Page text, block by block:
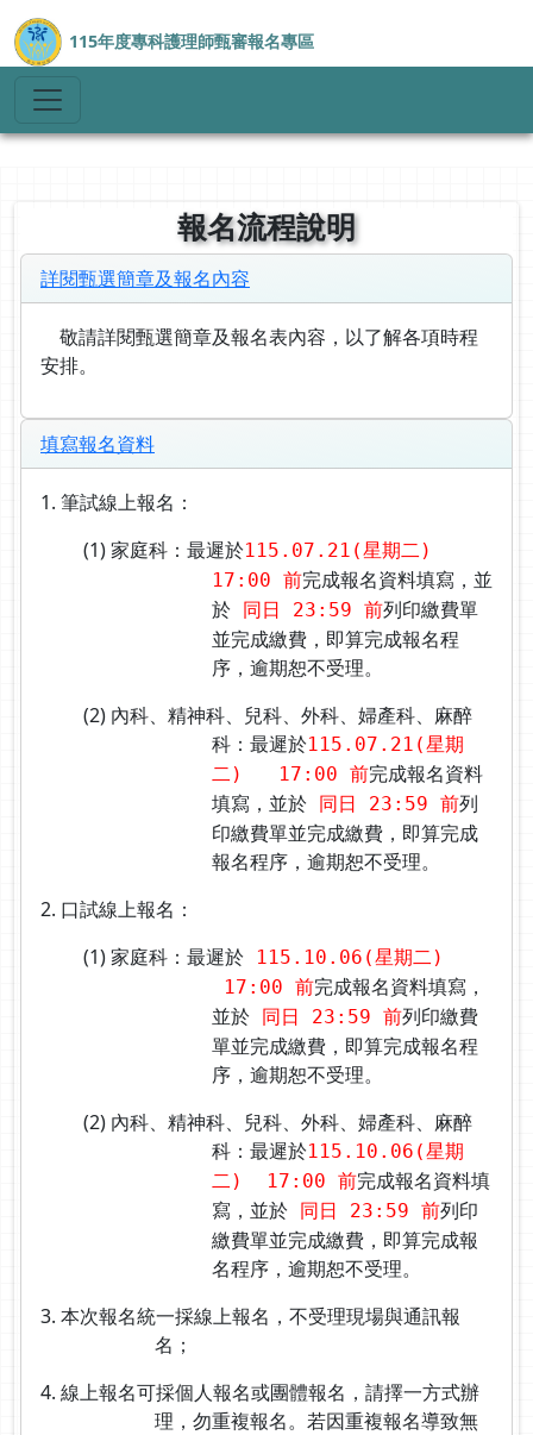
115年度專科護理師甄審報名專區
報名流程說明
詳閱甄選簡章及報名內容
敬請詳閱甄選簡章及報名表內容，以了解各項時程
安排。
填寫報名資料
1. 筆試線上報名：
(1) 家庭科：最遲於115.07.21(星期二)
17:00 前完成報名資料填寫，並
於 同日 23:59 前列印繳費單
並完成繳費，即算完成報名程
序，逾期恕不受理。
(2) 內科、精神科、兒科、外科、婦產科、麻醉
科：最遲於115.07.21(星期
二)
17:00 前完成報名資料
填寫，並於 同日 23:59 前列
印繳費單並完成繳費，即算完成
報名程序，逾期恕不受理。
2. 口試線上報名：
(1) 家庭科：最遲於
115.10.06(星期二)
17:00 前完成報名資料填寫，
並於 同日 23:59 前列印繳費
單並完成繳費，即算完成報名程
序，逾期恕不受理。
(2) 內科、精神科、兒科、外科、婦產科、麻醉
科：最遲於115.10.06(星期
二)
17:00 前完成報名資料填
寫，並於 同日 23:59 前列印
繳費單並完成繳費，即算完成報
名程序，逾期恕不受理。
3. 本次報名統一採線上報名，不受理現場與通訊報
名；
4. 線上報名可採個人報名或團體報名，請擇一方式辦
理，勿重複報名。若因重複報名導致無